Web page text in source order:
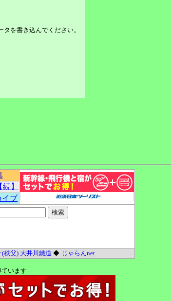
を書き込んでください。
続】
イブ
(秩父) 大井川鐵道 ◆ じゃらんnet
います